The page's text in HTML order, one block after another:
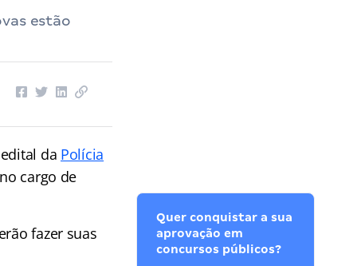
estão
da Polícia
cargo de
fazer suas
Quer conquistar a sua
aprovação em
concursos públicos?